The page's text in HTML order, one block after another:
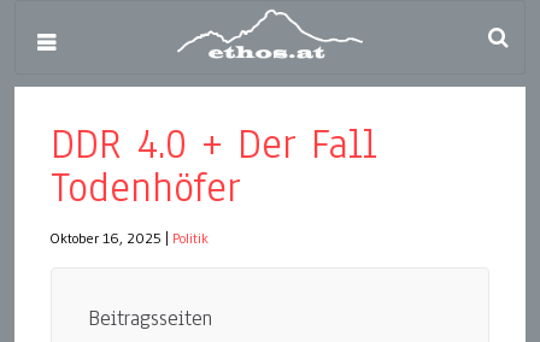
DDR 4.0 + Der Fall
Todenhöfer
Oktober 16, 2025 Politik
Beitragsseiten